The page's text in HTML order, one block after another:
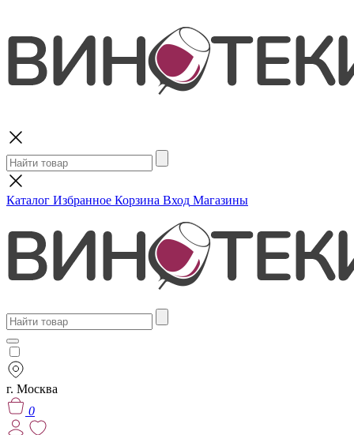
Каталог Избранное Корзина Вход Магазины
г. Москва
0